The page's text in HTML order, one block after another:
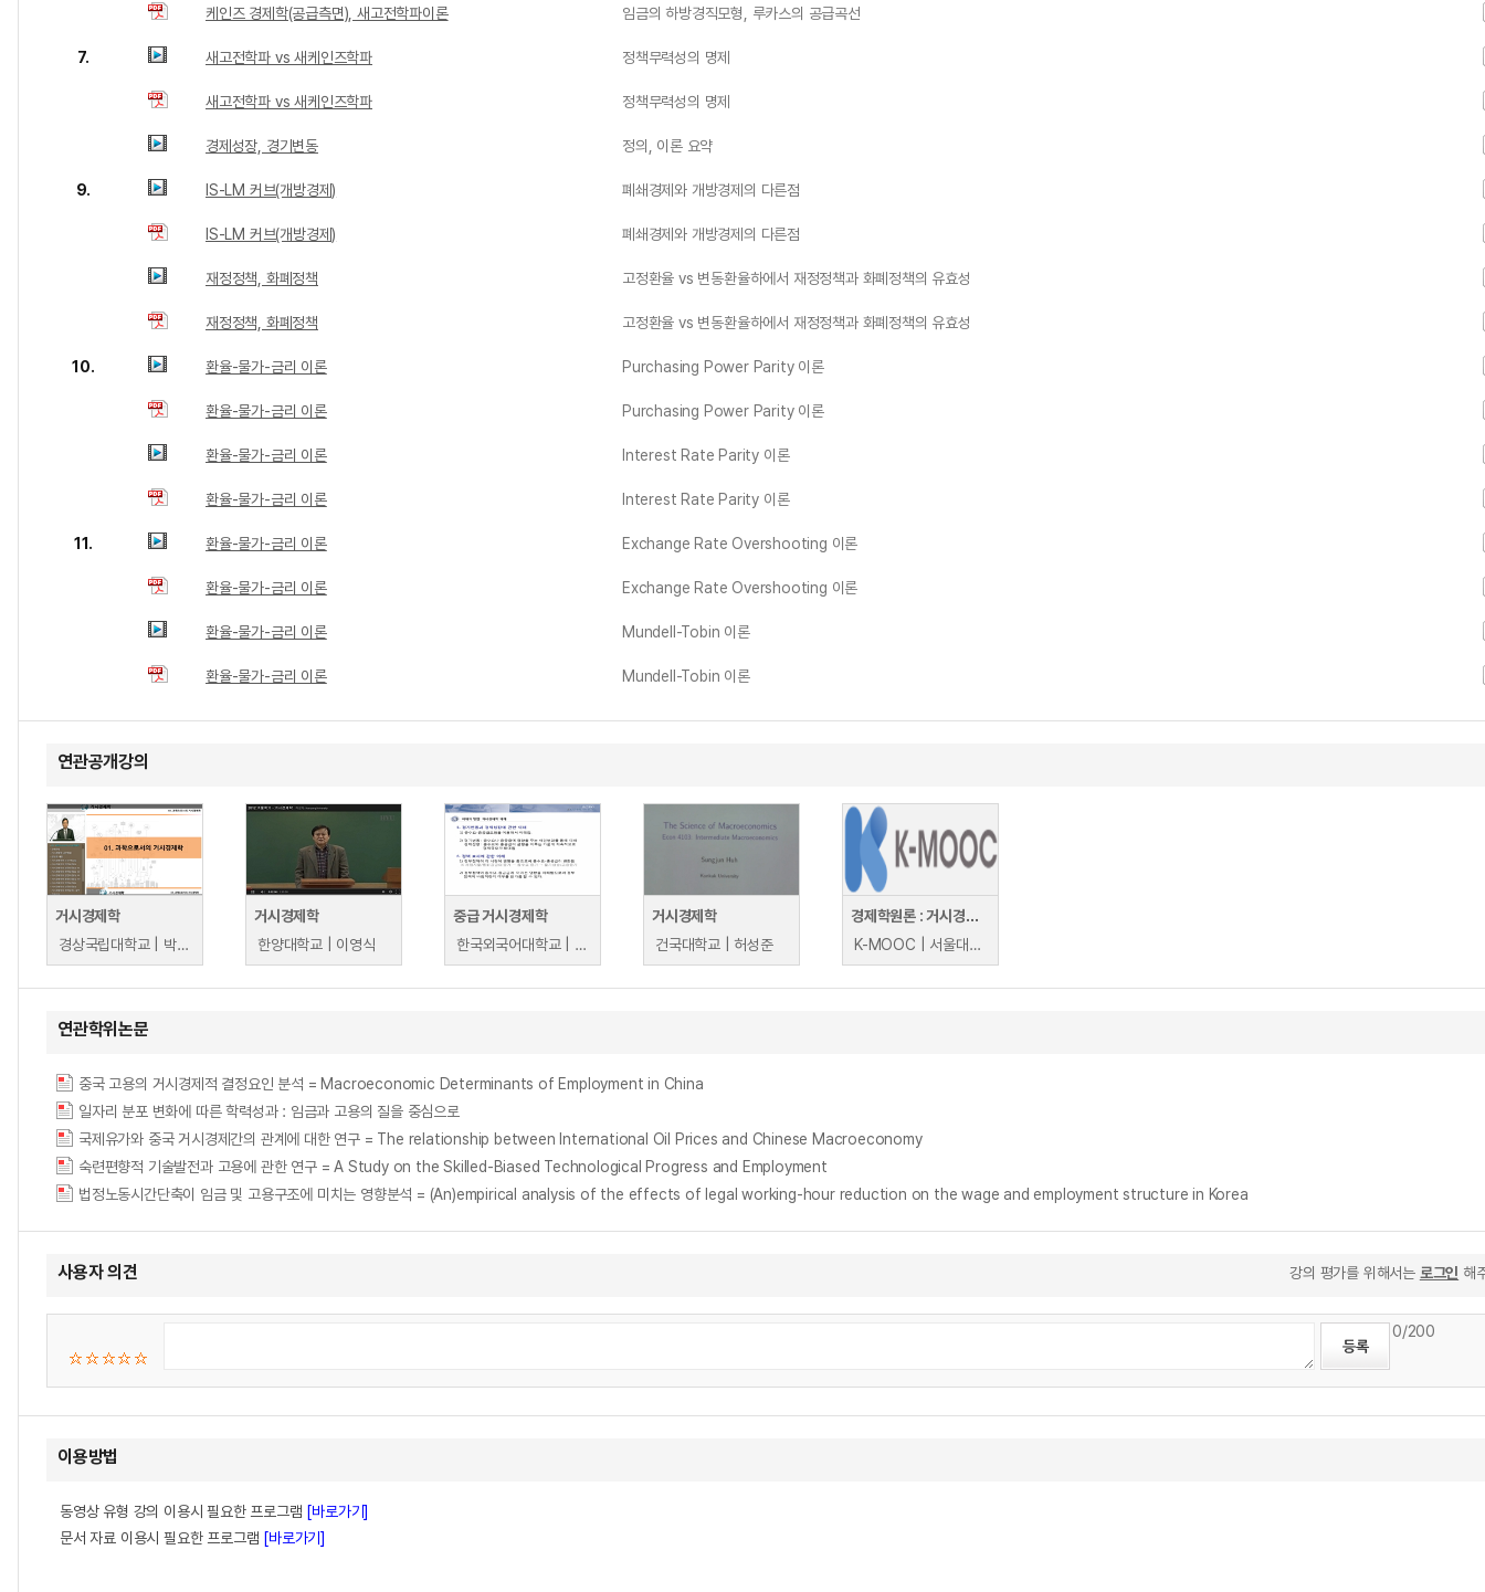
케인즈 경제학(공급측면), 새고전학파이론 임금의 하방경직모형, 루카스의 공급곡선
7. 새고전학파 vs 새케인즈학파 정책무력성의 명제
새고전학파 vs 새케인즈학파 정책무력성의 명제
경제성장, 경기변동 정의, 이론 요약
9. IS-LM 커브(개방경제) 폐쇄경제와 개방경제의 다른점
IS-LM 커브(개방경제) 폐쇄경제와 개방경제의 다른점
재정정책, 화폐정책 고정환율 vs 변동환율하에서 재정정책과 화폐정책의 유효성
재정정책, 화폐정책 고정환율 vs 변동환율하에서 재정정책과 화폐정책의 유효성
10. 환율-물가-금리 이론 Purchasing Power Parity 이론
환율-물가-금리 이론 Purchasing Power Parity 이론
환율-물가-금리 이론 Interest Rate Parity 이론
환율-물가-금리 이론 Interest Rate Parity 이론
11. 환율-물가-금리 이론 Exchange Rate Overshooting 이론
환율-물가-금리 이론 Exchange Rate Overshooting 이론
환율-물가-금리 이론 Mundell-Tobin 이론
환율-물가-금리 이론 Mundell-Tobin 이론
연관공개강의
거시경제학
경상국립대학교 | 박종수
거시경제학
한양대학교 | 이영식
중급 거시경제학
한국외국어대학교 | 윤영상
거시경제학
건국대학교 | 허성준
경제학원론 : 거시경제학
K-MOOC | 서울대학교 이준구
연관학위논문
중국 고용의 거시경제적 결정요인 분석 = Macroeconomic Determinants of Employment in China
일자리 분포 변화에 따른 학력성과 : 임금과 고용의 질을 중심으로
국제유가와 중국 거시경제간의 관계에 대한 연구 = The relationship between International Oil Prices and Chinese Macroeconomy
숙련편향적 기술발전과 고용에 관한 연구 = A Study on the Skilled-Biased Technological Progress and Employment
법정노동시간단축이 임금 및 고용구조에 미치는 영향분석 = (An)empirical analysis of the effects of legal working-hour reduction on the wage and employment structure in Korea
사용자 의견 강의 평가를 위해서는 로그인 해
0/200
이용방법
동영상 유형 강의 이용시 필요한 프로그램 [바로가기]
문서 자료 이용시 필요한 프로그램 [바로가기]